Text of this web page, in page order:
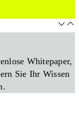
Whitepaper,
Sie Ihr Wissen